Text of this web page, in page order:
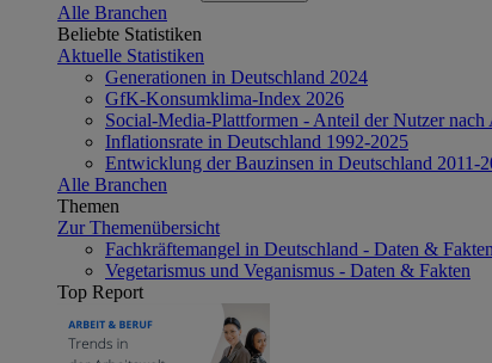
Alle Branchen
Beliebte Statistiken
Aktuelle Statistiken
Generationen in Deutschland 2024
GfK-Konsumklima-Index 2026
Social-Media-Plattformen - Anteil der Nutzer
Inflationsrate in Deutschland 1992-2025
Entwicklung der Bauzinsen in Deutschland 2011-
Alle Branchen
Themen
Zur Themenübersicht
Fachkräftemangel in Deutschland - Daten & Fakten
Vegetarismus und Veganismus - Daten & Fakten
Top Report